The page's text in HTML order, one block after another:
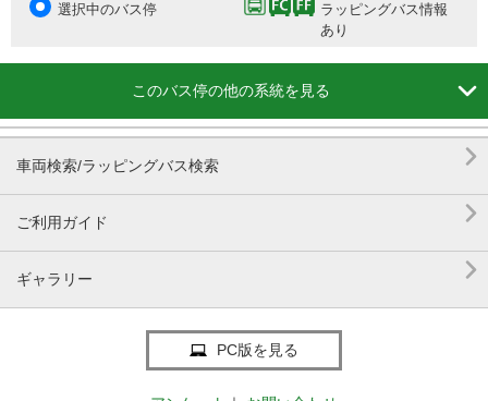
選択中のバス停
ラッピングバス情報
あり
このバス停の他の系統を見る 
車両検索/ラッピングバス検索 
ご利用ガイド 
ギャラリー 
PC版を見る